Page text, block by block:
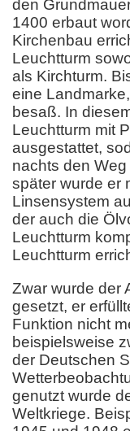
den
1400 erbaut
Kirchenbau
Leuchtturm
als Kirchturm.
eine
besaß. In
Leuchtturm mit
ausgestattet,
nachts den
später wurde er
Linsensystem
der auch die
Leuchtturm
Leuchtturm
Zwar wurde der
gesetzt, er
Funktion nicht
beispielsweise
der Deutschen
genutzt wurde
Weltkriege.